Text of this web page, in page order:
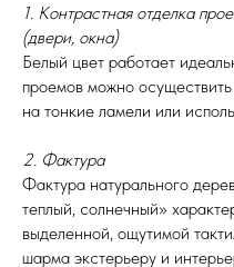
1. Контрастная отделка
(двери, окна)
Белый цвет работает
проемов можно
на тонкие ламели или
2. Фактура
Фактура натурального
теплый, солнечный»
выделенной, ощутимой
шарма экстерьеру и